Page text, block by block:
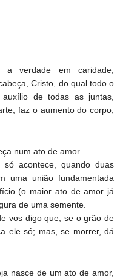
a verdade em caridade,
Cristo, do qual todo o
de todas as juntas,
faz o aumento do corpo,
num ato de amor.
acontece, quando duas
uma união fundamentada
(o maior ato de amor já
de uma semente.
vos digo que, se o grão de
ele só; mas, se morrer, dá
nasce de um ato de amor,